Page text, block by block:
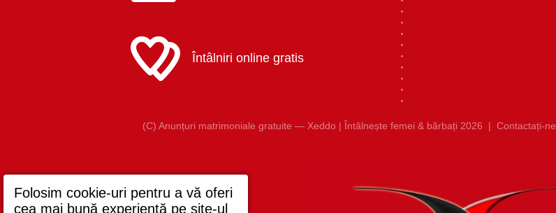
Întâlniri online gratis
(C) Anunțuri matrimoniale gratuite — Xeddo | Întâlnește femei & bărbați 2026 | Contactați-ne
Folosim cookie-uri pentru a vă oferi
cea mai bună experiență pe site-ul